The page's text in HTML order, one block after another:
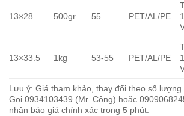
13×28 500gr 55 PET/AL/PE
13×33.5 1kg 53-55 PET/AL/PE
Lưu ý: Giá tham khảo, thay đổi theo số lượng
Gọi 0934103439 (Mr. Công) hoặc
nhận báo giá chính xác trong 5 phút.